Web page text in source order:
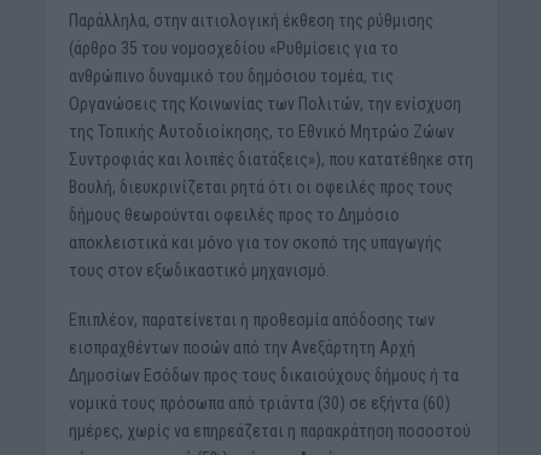
Παράλληλα, στην αιτιολογική έκθεση της ρύθμισης
(άρθρο 35 του νομοσχεδίου «Ρυθμίσεις για το
ανθρώπινο δυναμικό του δημόσιου τομέα, τις
Οργανώσεις της Κοινωνίας των Πολιτών, την ενίσχυση
της Τοπικής Αυτοδιοίκησης, το Εθνικό Μητρώο Ζώων
Συντροφιάς και λοιπές διατάξεις»), που κατατέθηκε στη
Βουλή, διευκρινίζεται ρητά ότι οι οφειλές προς τους
δήμους θεωρούνται οφειλές προς το Δημόσιο
αποκλειστικά και μόνο για τον σκοπό της υπαγωγής
τους στον εξωδικαστικό μηχανισμό.
Επιπλέον, παρατείνεται η προθεσμία απόδοσης των
εισπραχθέντων ποσών από την Ανεξάρτητη Αρχή
Δημοσίων Εσόδων προς τους δικαιούχους δήμους ή τα
νομικά τους πρόσωπα από τριάντα (30) σε εξήντα (60)
ημέρες, χωρίς να επηρεάζεται η παρακράτηση ποσοστού